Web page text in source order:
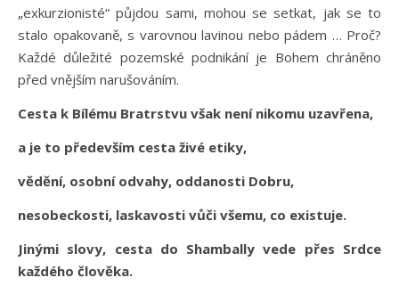
„exkurzionisté“ půjdou sami, mohou se setkat, jak se to
stalo opakovaně, s varovnou lavinou nebo pádem … Proč?
Každé důležité pozemské podnikání je Bohem chráněno
před vnějším narušováním.
Cesta k Bílému Bratrstvu však není nikomu uzavřena,
a je to především cesta živé etiky,
vědění, osobní odvahy, oddanosti Dobru,
nesobeckosti, laskavosti vůči všemu, co existuje.
Jinými slovy, cesta do Shambally vede přes Srdce
každého člověka.